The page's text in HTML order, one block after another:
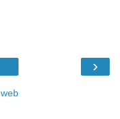
›